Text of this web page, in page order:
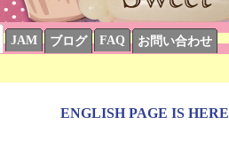
JAM ブログ FAQ お問い合わせ
ENGLISH PAGE IS HERE